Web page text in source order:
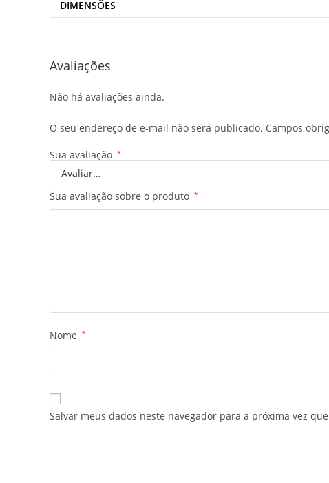
DIMENSÕES
Avaliações
Não há avaliações ainda.
O seu endereço de e-mail não será publicado. Campos
Sua avaliação *
Sua avaliação sobre o produto *
Nome *
Salvar meus dados neste navegador para a próxima vez